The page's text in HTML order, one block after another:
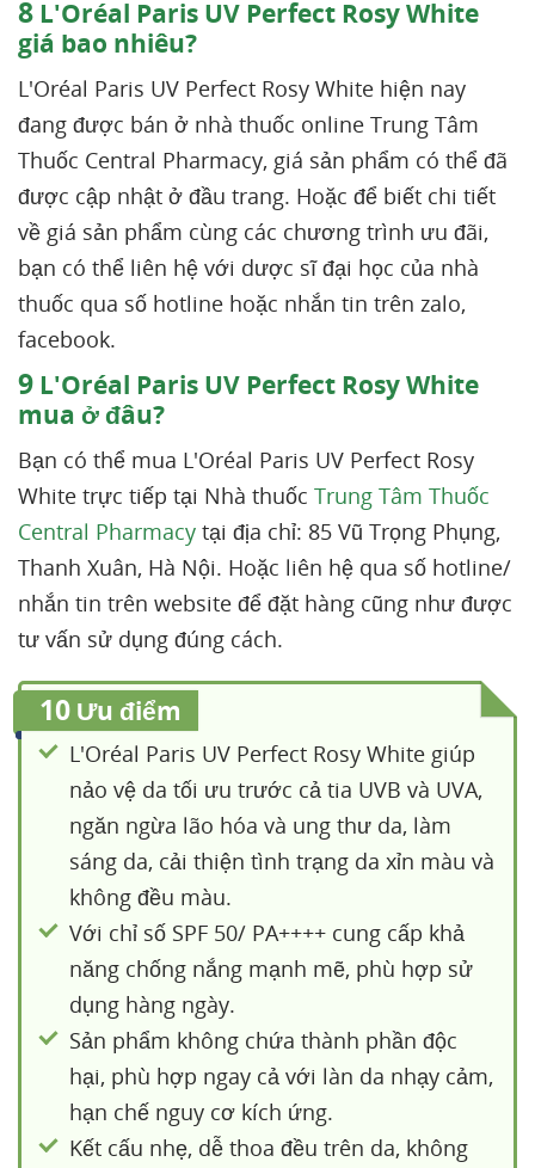
8 L'Oréal Paris UV Perfect Rosy White
giá bao nhiêu?
L'Oréal Paris UV Perfect Rosy White hiện nay
đang được bán ở nhà thuốc online Trung Tâm
Thuốc Central Pharmacy, giá sản phẩm có thể đã
được cập nhật ở đầu trang. Hoặc để biết chi tiết
về giá sản phẩm cùng các chương trình ưu đãi,
bạn có thể liên hệ với dược sĩ đại học của nhà
thuốc qua số hotline hoặc nhắn tin trên zalo,
facebook.
9 L'Oréal Paris UV Perfect Rosy White
mua ở đâu?
Bạn có thể mua L'Oréal Paris UV Perfect Rosy
White trực tiếp tại Nhà thuốc Trung Tâm Thuốc
Central Pharmacy tại địa chỉ: 85 Vũ Trọng Phụng,
Thanh Xuân, Hà Nội. Hoặc liên hệ qua số hotline/
nhắn tin trên website để đặt hàng cũng như được
tư vấn sử dụng đúng cách.
10 Ưu điểm
L'Oréal Paris UV Perfect Rosy White giúp
nảo vệ da tối ưu trước cả tia UVB và UVA,
ngăn ngừa lão hóa và ung thư da, làm
sáng da, cải thiện tình trạng da xỉn màu và
không đều màu.
Với chỉ số SPF 50/ PA++++ cung cấp khả
năng chống nắng mạnh mẽ, phù hợp sử
dụng hàng ngày.
Sản phẩm không chứa thành phần độc
hại, phù hợp ngay cả với làn da nhạy cảm,
hạn chế nguy cơ kích ứng.
Kết cấu nhẹ, dễ thoa đều trên da, không